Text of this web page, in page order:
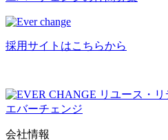
採用サイトはこちらから
リユース・
エバーチェンジ
会社情報